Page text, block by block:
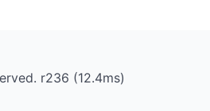
r236 (12.4ms)